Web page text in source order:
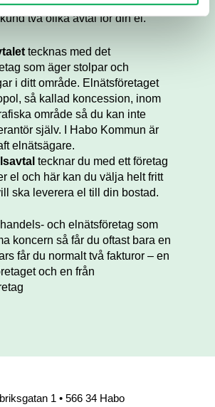
två olika avtal för din el.
tecknas med det
som äger stolpar och
i ditt område. Elnätsföretaget
så kallad koncession, inom
område så du kan inte
själv. I Habo Kommun är
elnätsägare.
tecknar du med ett företag
el och här kan du välja helt fritt
ska leverera el till din bostad.
och elnätsföretag som
koncern så får du oftast bara en
får du normalt två fakturor – en
och en från
1 • 566 34 Habo